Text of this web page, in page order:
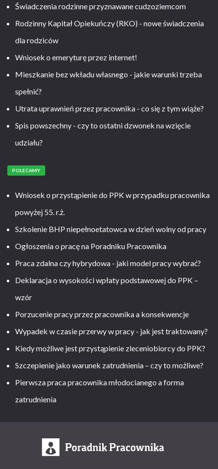
Świadczenia rodzinne przyznawane cudzoziemcom
Rodzinny Kapitał Opiekuńczy (RKO) - nowe świadczenia
dla rodziców
Wniosek o emeryturę przez internet!
Mieszkanie bez wkładu własnego - jakie warunki trzeba
spełnić?
Utrata uprawnień przez pracownika - co się z tym wiąże?
Spis powszechny - czy to ostatni dzwonek na wzięcie
udziału?
POLECAMY
Wniosek o przystąpienie do PPK w przypadku pracownika
powyżej 55. r.ż.
Szkolenie BHP niepełnoetatowca w dzień wolny od pracy
Ogłoszenia o pracę na Poradniku Pracownika
Praca zdalna czy hybrydowa - jaki model pracy wybrać?
Deklaracja o wysokości wpłaty podstawowej do PPK –
wzór
Porzucenie pracy przez pracownika a konsekwencje
Wypadek w czasie przerwy w pracy - jak jest traktowany?
Kiedy możliwe jest przystąpienie zleceniobiorcy do PPK?
Szczepienie jako warunek zatrudnienia – czy to możliwe?
Pierwsza praca pracownika młodocianego a forma
zatrudnienia